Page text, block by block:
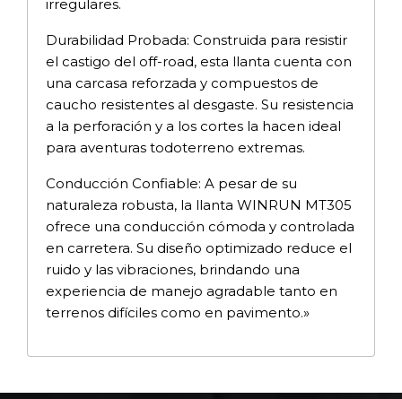
irregulares.
Durabilidad Probada: Construida para resistir
el castigo del off-road, esta llanta cuenta con
una carcasa reforzada y compuestos de
caucho resistentes al desgaste. Su resistencia
a la perforación y a los cortes la hacen ideal
para aventuras todoterreno extremas.
Conducción Confiable: A pesar de su
naturaleza robusta, la llanta WINRUN MT305
ofrece una conducción cómoda y controlada
en carretera. Su diseño optimizado reduce el
ruido y las vibraciones, brindando una
experiencia de manejo agradable tanto en
terrenos difíciles como en pavimento.»